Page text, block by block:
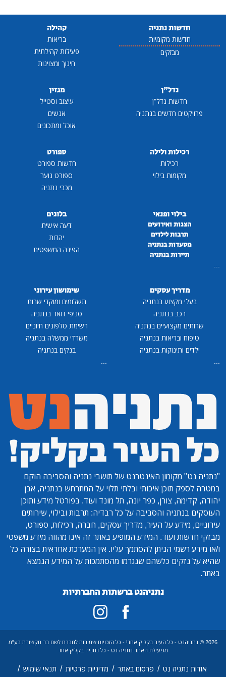
חדשות נתניה
חדשות מקומיות
מבזקים
קהילה
בריאות
פעילות קהילתית
חינוך ומצוינות
נדל"ן
חדשות נדל"ן
פרויקטים חדשים בנתניה
מגזין
עיצוב וסטייל
אנשים
אוכל ומתכונים
רכילות ולילה
רכילות
מקומות בילוי
ספורט
חדשות ספורט
ספורט נוער
מכבי נתניה
בילוי ופנאי
הצגות ואירועים
תרבות לילדים
מסעדות בנתניה
תיירות בנתניה
...
בלוגים
דעה אישית
יהדות
הפינה המשפטית
מדריך עסקים
בעלי מקצוע בנתניה
רכב בנתניה
שרותים מקצועיים בנתניה
טיפוח ובריאות בנתניה
ילדים ותינוקות בנתניה
...
שימושון עירוני
תשלומים ומוקדי שרות
סניפי דואר בנתניה
רשימת טלפונים חיוניים
משרדי ממשלה בנתניה
בנקים בנתניה
...
"נתניה נט" מקומון האינטרנט של תושבי נתניה והסביבה הוקם
במטרה לספק תוכן איכותי ובלתי תלוי על המתרחש בנתניה, אבן
יהודה, קדימה, צורן, כפר יונה, תל מונד ועוד. בפורטל מידע ותוכן
העוסקים בנתניה והסביבה על כל רבדיה: תרבות ובילוי, שירותים
עירוניים, מידע על העיר, מדריך עסקים, חברה, רכילות, ספורט,
מבזקי חדשות ועוד. המידע המופיע באתר זה אינו מהווה מידע משפטי
ו/או מידע רשמי הניתן להסתמך עליו. אין המערכת אחראית בצורה כל
שהיא על נזקים כלשהם שנגרמו מהסתמכות על המידע הנמצא
באתר.
נתניהנט ברשתות החברתיות
2026 © נתניהנט - כל העיר בקליק אחד! - כל הזכויות שמורות לחברת לשם בר תקשורת בע"מ
מפעילת האתר נתניה נט - כל נתניה בקליק אחד
אודות נתניה נט / פרסום באתר / מדיניות פרטיות / תנאי שימוש /